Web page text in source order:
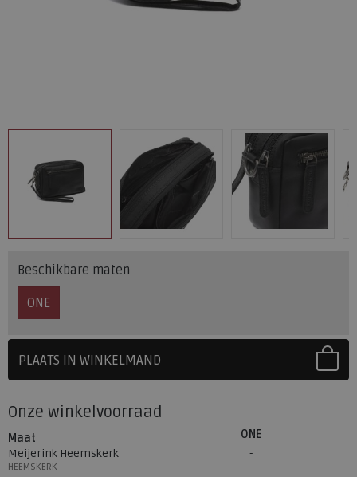
Beschikbare maten
ONE
PLAATS IN WINKELMAND
Onze winkelvoorraad
Maat
ONE
Meijerink Heemskerk
HEEMSKERK